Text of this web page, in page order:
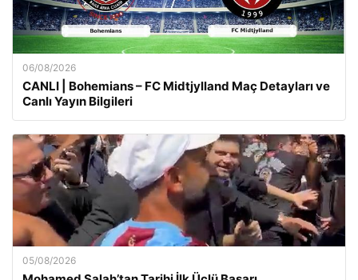
06/08/2026
CANLI | Bohemians – FC Midtjylland Maç Detayları ve
Canlı Yayın Bilgileri
05/08/2026